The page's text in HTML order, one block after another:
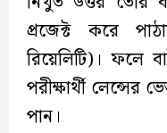
প্রজেক্ট করে
রিয়েলিটি)। ফলে
পরীক্ষার্থী লেন্সের
পান।